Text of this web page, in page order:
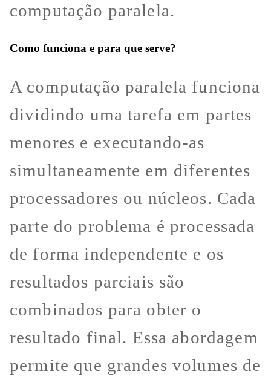
computação paralela.
Como funciona e para que serve?
A computação paralela funciona
dividindo uma tarefa em partes
menores e executando-as
simultaneamente em diferentes
processadores ou núcleos. Cada
parte do problema é processada
de forma independente e os
resultados parciais são
combinados para obter o
resultado final. Essa abordagem
permite que grandes volumes de